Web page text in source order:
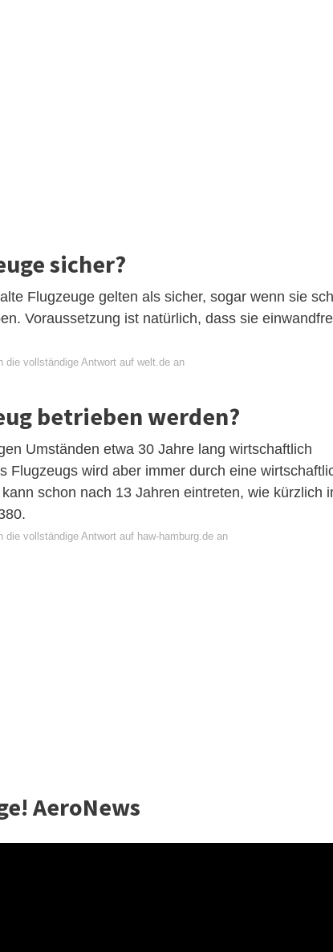
sicher?
Flugzeuge gelten als sicher, sogar wenn sie
Voraussetzung ist natürlich, dass sie
die vollständige Antwort auf welt.de an
betrieben werden?
Umständen etwa 30 Jahre lang wirtschaftlich
Flugzeugs wird aber immer durch eine
schon nach 13 Jahren eintreten, wie kürzlich
die vollständige Antwort auf haw-hamburg.de an
AeroNews